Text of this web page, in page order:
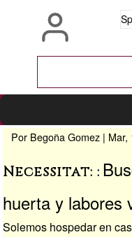
Main
navigation
Por Begoña Gomez | Mar,
Necessitat:
huerta y labores
Solemos hospedar en